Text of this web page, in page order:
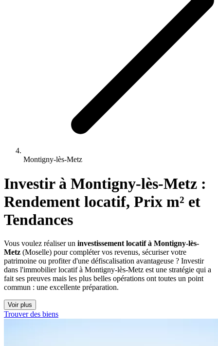
Montigny-lès-Metz
Investir à Montigny-lès-Metz :
Rendement locatif, Prix m² et
Tendances
Vous voulez réaliser un investissement locatif à Montigny-lès-
Metz (Moselle) pour compléter vos revenus, sécuriser votre
patrimoine ou profiter d'une défiscalisation avantageuse ? Investir
dans l'immobilier locatif à Montigny-lès-Metz est une stratégie qui a
fait ses preuves mais les plus belles opérations ont toutes un point
commun : une excellente préparation.
Voir plus
Trouver des biens